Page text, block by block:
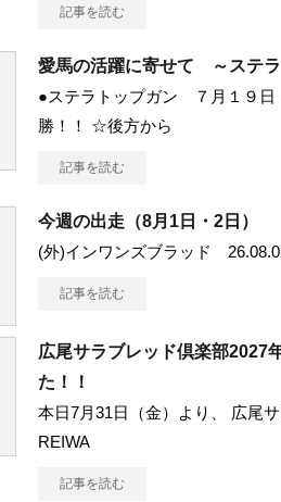
記事を読む
愛馬の活躍に寄せて ～ステ
●ステラトップガン ７月１９
勝！！ ☆後方から
記事を読む
今週の出走（8月1日・2日）
(外)インワンズブラッド
記事を読む
広尾サラブレッド倶楽部2027
た！！
本日7月31日（金）より、 広尾
REIWA
記事を読む